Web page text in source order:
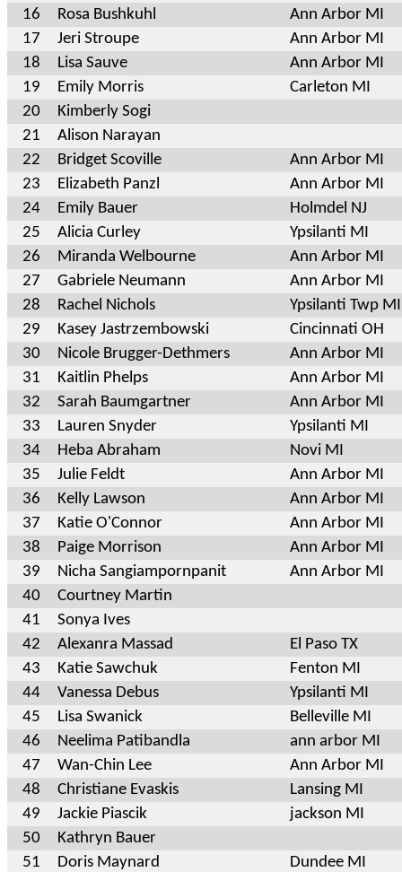
16
Rosa Bushkuhl
Ann Arbor MI
17
Jeri Stroupe
Ann Arbor MI
18
Lisa Sauve
Ann Arbor MI
19
Emily Morris
Carleton MI
20
Kimberly Sogi
21
Alison Narayan
22
Bridget Scoville
Ann Arbor MI
23
Elizabeth Panzl
Ann Arbor MI
24
Emily Bauer
Holmdel NJ
25
Alicia Curley
Ypsilanti MI
26
Miranda Welbourne
Ann Arbor MI
27
Gabriele Neumann
Ann Arbor MI
28
Rachel Nichols
Ypsilanti Twp MI
29
Kasey Jastrzembowski
Cincinnati OH
30
Nicole Brugger-Dethmers
Ann Arbor MI
31
Kaitlin Phelps
Ann Arbor MI
32
Sarah Baumgartner
Ann Arbor MI
33
Lauren Snyder
Ypsilanti MI
34
Heba Abraham
Novi MI
35
Julie Feldt
Ann Arbor MI
36
Kelly Lawson
Ann Arbor MI
37
Katie O'Connor
Ann Arbor MI
38
Paige Morrison
Ann Arbor MI
39
Nicha Sangiampornpanit
Ann Arbor MI
40
Courtney Martin
41
Sonya Ives
42
Alexanra Massad
El Paso TX
43
Katie Sawchuk
Fenton MI
44
Vanessa Debus
Ypsilanti MI
45
Lisa Swanick
Belleville MI
46
Neelima Patibandla
ann arbor MI
47
Wan-Chin Lee
Ann Arbor MI
48
Christiane Evaskis
Lansing MI
49
Jackie Piascik
jackson MI
50
Kathryn Bauer
51
Doris Maynard
Dundee MI